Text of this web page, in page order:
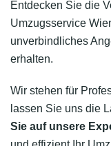
Entdecken Sie die
Umzugsservice
unverbindliches
erhalten.
Wir stehen für
lassen Sie uns die
Sie auf unsere